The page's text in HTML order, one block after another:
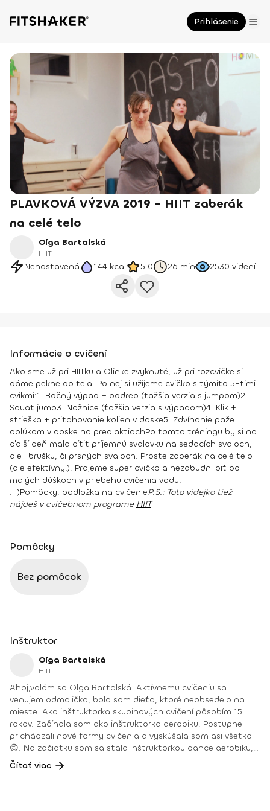
Prihlásenie
PLAVKOVÁ VÝZVA 2019 - HIIT zaberák
na celé telo
Oľga Bartalská
HIIT
Nenastavená 144 kcal 5.0 26 min 2530 videní
Informácie o cvičení
Ako sme už pri HIITku a Olinke zvyknuté, už pri rozcvičke si
dáme pekne do tela. Po nej si užijeme cvičko s týmito 5-timi
cvikmi:1. Bočný výpad + podrep (ťažšia verzia s jumpom)2.
Squat jump3. Nožnice (ťažšia verzia s výpadom)4. Klik +
strieška + priťahovanie kolien v doske5. Zdvíhanie paže
oblúkom v doske na predlaktiachPo tomto tréningu by si na
ďalší deň mala cítiť príjemnú svalovku na sedacích svaloch,
ale i brušku, či prsných svaloch. Proste zaberák na celé telo
(ale efektívny!). Prajeme super cvičko a nezabudni piť po
malých dúškoch v priebehu cvičenia vodu!
:-)Pomôcky: podložka na cvičenieP.S.: Toto videjko tiež
nájdeš v cvičebnom programe HIIT
Pomôcky
Bez pomôcok
Inštruktor
Oľga Bartalská
HIIT
Ahoj,volám sa Oľga Bartalská. Aktívnemu cvičeniu sa
venujem odmalička, bola som dieťa, ktoré neobsedelo na
mieste. Ako inštruktorka skupinových cvičení pôsobím 15
rokov. Začínala som ako inštruktorka aerobiku. Postupne
prichádzali nové formy cvičenia a vyskúšala som asi všetko
😊. Na začiatku som sa stala inštruktorkou dance aerobiku,
hi-low aerobiku, step aerobiku, body work a osobnou
trénerkou vo fitnescentre.Ako išiel čas, pribudli ďalšie
Čítať viac